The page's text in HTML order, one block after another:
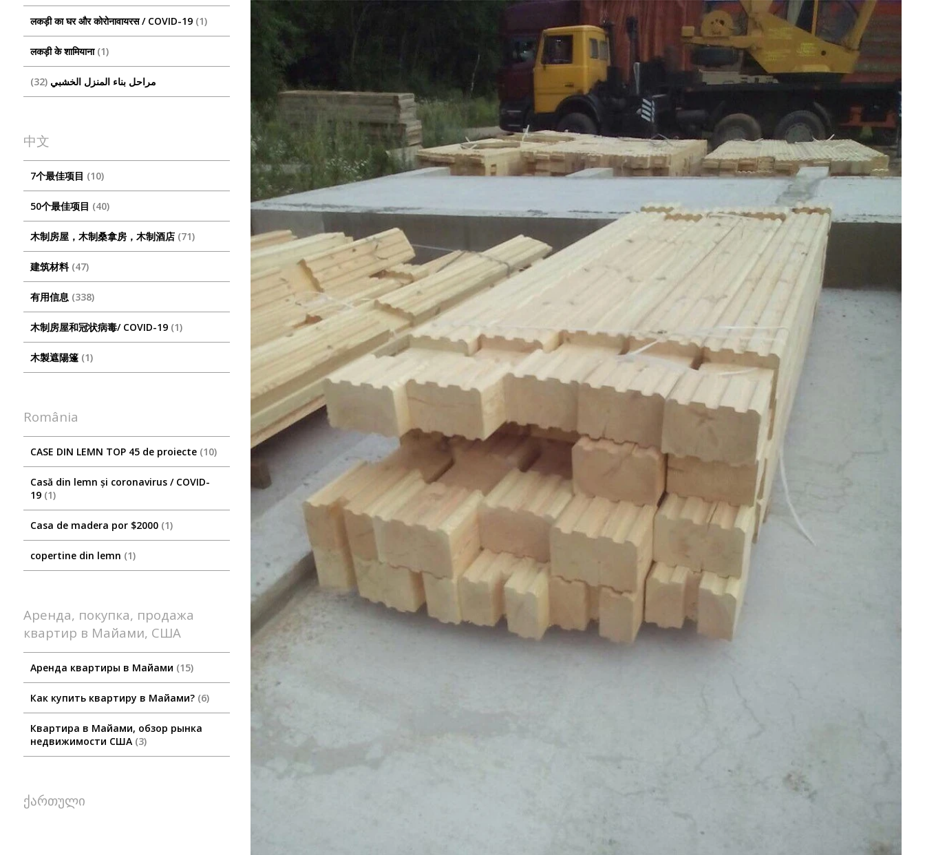
लकड़ी का घर और कोरोनावायरस / COVID-19 1
लकड़ी के शामियाना 1
مراحل بناء المنزل الخشبي 32
中文
7个最佳项目 10
50个最佳项目 40
木制房屋，木制桑拿房，木制酒店 71
建筑材料 47
有用信息 338
木制房屋和冠状病毒/ COVID-19 1
木製遮陽篷 1
România
CASE DIN LEMN TOP 45 de proiecte 10
Casă din lemn și coronavirus / COVID-
19 1
Casa de madera por $2000 1
copertine din lemn 1
Аренда, покупка, продажа
квартир в Майами, США
Аренда квартиры в Майами 15
Как купить квартиру в Майами? 6
Квартира в Майами, обзор рынка
недвижимости США 3
ქართული